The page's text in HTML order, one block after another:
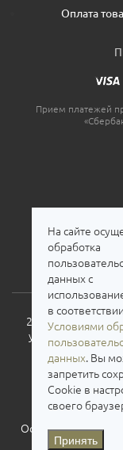
Оплата
Прием платежей
2026. Все права
условия их
Оставьте свой
На сайте
обработка
данных с
в
Условиями
данных. Вы
запретить
Cookie в
своего
Принять